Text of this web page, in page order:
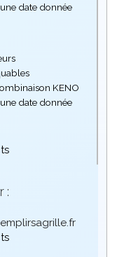
date donnée
KENO
date donnée
: